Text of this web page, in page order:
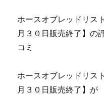
ホースオブレッドリス
月３０日販売終了】
コミ
ホースオブレッドリス
月３０日販売終了】が